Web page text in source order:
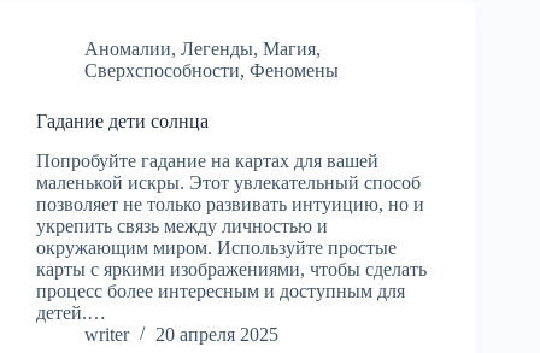
Аномалии, Легенды, Магия,
Сверхспособности, Феномены
Гадание дети солнца
Попробуйте гадание на картах для вашей
маленькой искры. Этот увлекательный способ
позволяет не только развивать интуицию, но и
укрепить связь между личностью и
окружающим миром. Используйте простые
карты с яркими изображениями, чтобы сделать
процесс более интересным и доступным для
детей.…
writer
20 апреля 2025